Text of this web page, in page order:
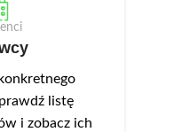
listę
i zobacz ich